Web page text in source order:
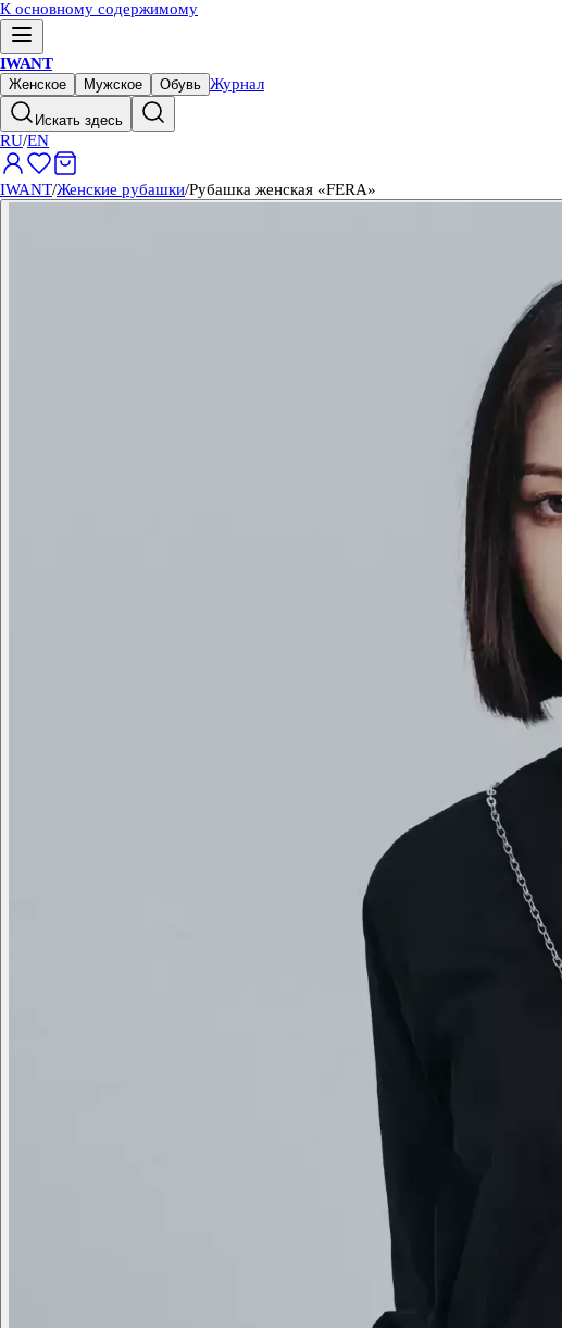
К основному содержимому
IWANT
Женское Мужское Обувь Журнал
Искать здесь
RU/EN
IWANT/Женские рубашки/Рубашка женская «FERA»